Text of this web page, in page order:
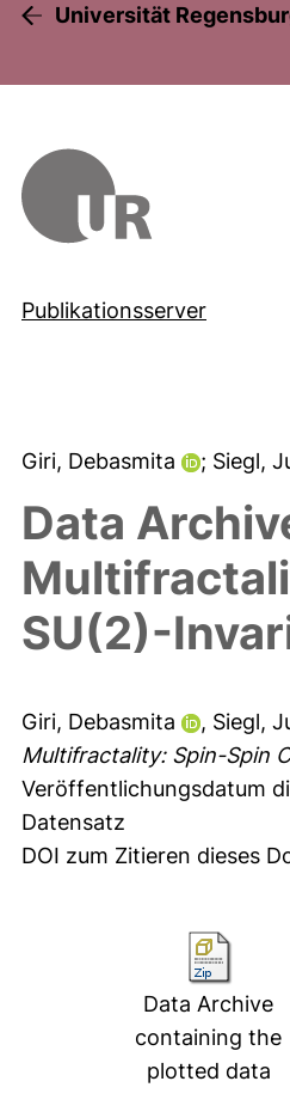
Universität
Publikationsserver
Giri, Debasmita ; Siegl,
Data
SU(2)-
Giri, Debasmita , Siegl,
Multifractality: Spin-Spin
Veröffentlichungsdatum
Datensatz
DOI zum Zitieren dieses
Data Archive
containing the
plotted data